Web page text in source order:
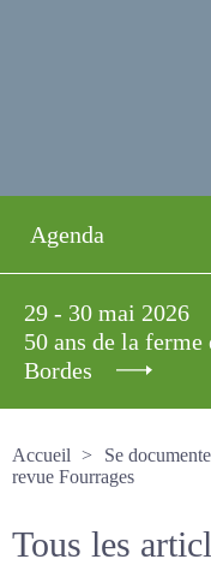
Agenda
29 - 30 mai 2026
50 ans de la
Bordes
Accueil
Se
La revue Fourrages
Tous les